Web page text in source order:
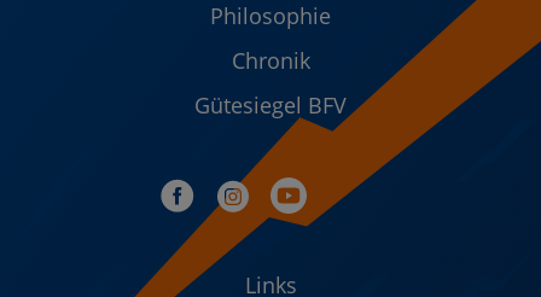
Philosophie
Chronik
Gütesiegel BFV
Links